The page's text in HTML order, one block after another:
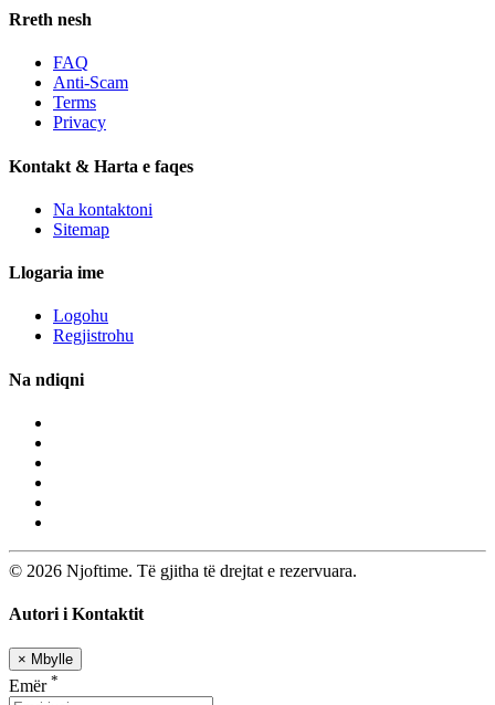
Rreth nesh
FAQ
Anti-Scam
Terms
Privacy
Kontakt & Harta e faqes
Na kontaktoni
Sitemap
Llogaria ime
Logohu
Regjistrohu
Na ndiqni
© 2026 Njoftime. Të gjitha të drejtat e rezervuara.
Autori i Kontaktit
× Mbylle
Emër *